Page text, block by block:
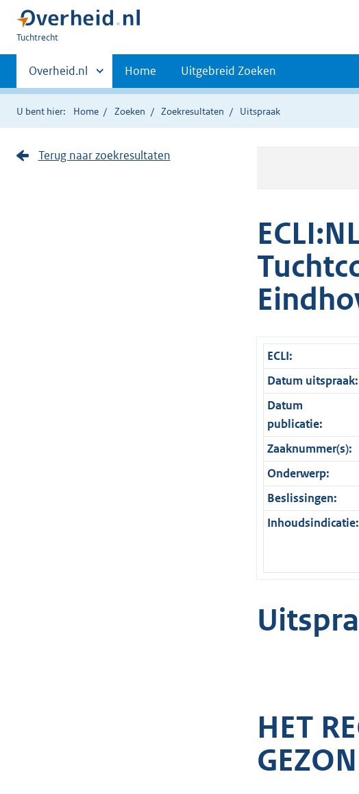
U
hier:
Tuchtrecht
Primaire
navigatie
Andere
sites
binnen
Overheid.nl Home Uitgebreid Zoeken
U bent hier: Home Zoeken Zoekresultaten Uitspraak
ECLI:
Datum uitspraak:
Datum
publicatie:
Zaaknummer(s):
Onderwerp:
Beslissingen:
Inhoudsindicatie:
HET
Terug naar zoekresultaten